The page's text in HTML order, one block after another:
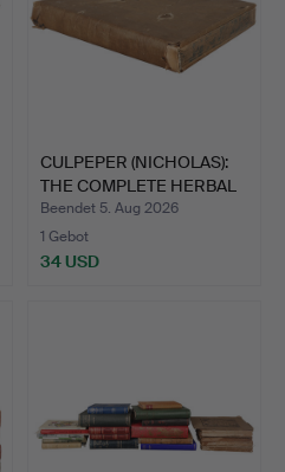
CULPEPER (NICHOLAS):
THE COMPLETE HERBAL
1…
Beendet 5. Aug 2026
1 Gebot
34 USD